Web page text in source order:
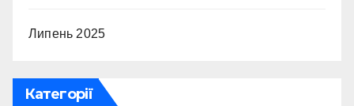
Липень 2025
Категорії